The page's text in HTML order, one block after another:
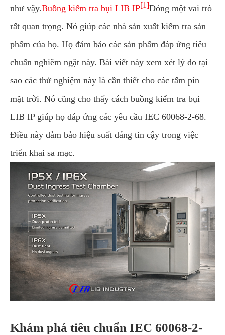
như vậy.Buồng kiểm tra bụi LIB IP[1]Đóng một vai trò
rất quan trọng. Nó giúp các nhà sản xuất kiểm tra sản
phẩm của họ. Họ đảm bảo các sản phẩm đáp ứng tiêu
chuẩn nghiêm ngặt này. Bài viết này xem xét lý do tại
sao các thử nghiệm này là cần thiết cho các tấm pin
mặt trời. Nó cũng cho thấy cách buồng kiểm tra bụi
LIB IP giúp họ đáp ứng các yêu cầu IEC 60068-2-68.
Điều này đảm bảo hiệu suất đáng tin cậy trong việc
triển khai sa mạc.
Khám phá tiêu chuẩn IEC 60068-2-